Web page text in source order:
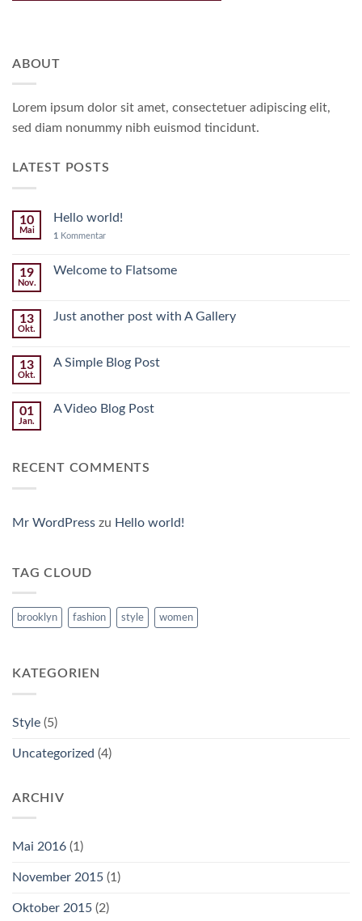
ABOUT
Lorem ipsum dolor sit amet, consectetuer adipiscing elit,
sed diam nonummy nibh euismod tincidunt.
LATEST POSTS
10
Mai
Hello world!
1 Kommentar
19
Nov.
Welcome to Flatsome
13
Okt.
Just another post with A Gallery
13
Okt.
A Simple Blog Post
01
Jan.
A Video Blog Post
RECENT COMMENTS
Mr WordPress zu Hello world!
TAG CLOUD
brooklyn fashion style women
KATEGORIEN
Style (5)
Uncategorized (4)
ARCHIV
Mai 2016 (1)
November 2015 (1)
Oktober 2015 (2)